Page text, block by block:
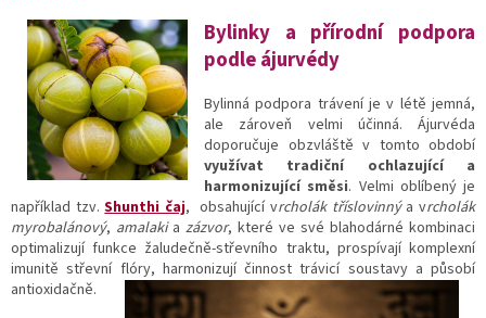
Bylinky a přírodní podpora
podle ájurvédy
Bylinná podpora trávení je v létě jemná,
ale zároveň velmi účinná. Ájurvéda
doporučuje obzvláště v tomto období
využívat tradiční ochlazující a
harmonizující směsi. Velmi oblíbený je
například tzv.Shunthi čaj, obsahující vrcholák tříslovinnýa vrcholák
myrobalánový, amalakia zázvor, které ve své blahodárné kombinaci
optimalizují funkce žaludečně-střevního traktu, prospívají komplexní
imunitě střevní flóry, harmonizují činnost trávicí soustavy a působí
antioxidačně.